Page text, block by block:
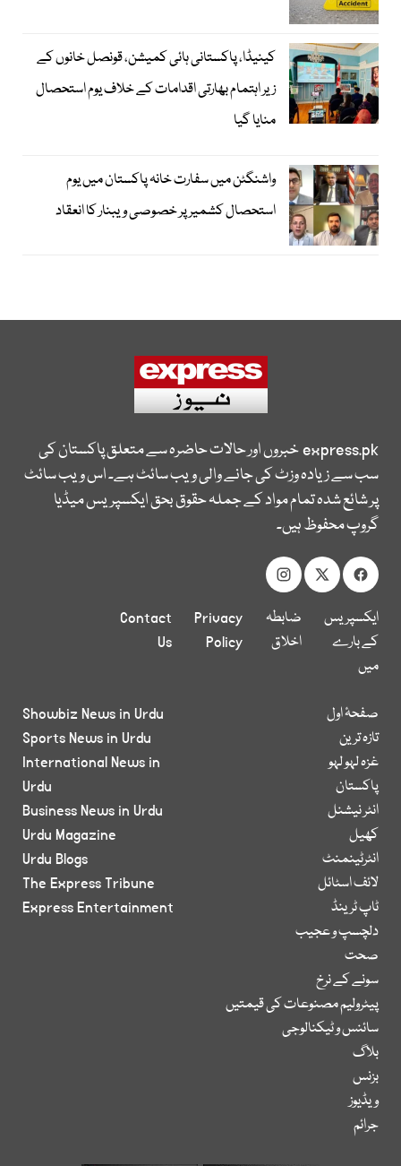
کینیڈا، پاکستانی ہائی کمیشن، قونصل خانوں کے
زیر اہتمام بھارتی اقدامات کے خلاف یوم استحصال
منایا گیا
واشنگٹن میں سفارت خانہ پاکستان میں یوم
استحصال کشمیر پر خصوصی ویبنار کا انعقاد
express.pkخبروں اور حالات حاضرہ سے متعلق پاکستان کی
سب سے زیادہ وزٹ کی جانے والی ویب سائٹ ہے۔ اس ویب سائٹ
پر شائع شدہ تمام مواد کے جملہ حقوق بحق ایکسپریس میڈیا
گروپ محفوظ ہیں۔
ایکسپریس
کے بارے
میں
ضابطہ
اخلاق
Privacy
Policy
Contact
Us
صفحۂ اول
تازہ ترین
غزہ لہو لہو
پاکستان
انٹر نیشنل
کھیل
انٹرٹینمنٹ
لائف اسٹائل
ٹاپ ٹرینڈ
دلچسپ و عجیب
صحت
سونے کے نرخ
پیٹرولیم مصنوعات کی قیمتیں
سائنس و ٹیکنالوجی
بلاگ
بزنس
ویڈیوز
جرائم
Showbiz News in Urdu
Sports News in Urdu
International News in
Urdu
Business News in Urdu
Urdu Magazine
Urdu Blogs
The Express Tribune
Express Entertainment